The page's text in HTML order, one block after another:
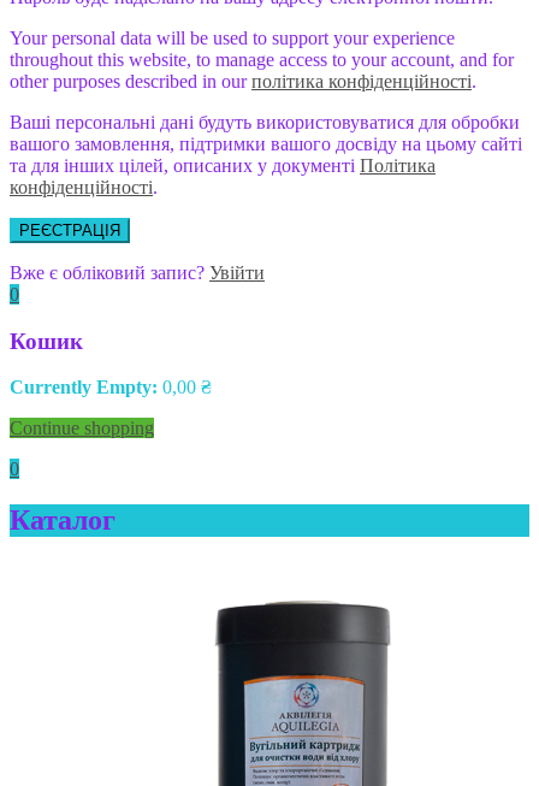
Your personal data will be used to support your experience
throughout this website, to manage access to your account, and for
other purposes described in ourполітика конфіденційності.
Ваші персональні дані будуть використовуватися для обробки
вашого замовлення, підтримки вашого досвіду на цьому сайті
та для інших цілей, описаних у документі Політика
конфіденційності.
РЕЄСТРАЦІЯ
Вже є обліковий запис? Увійти
0
Кошик
Currently Empty: 0,00 ₴
Continue shopping
0
Каталог